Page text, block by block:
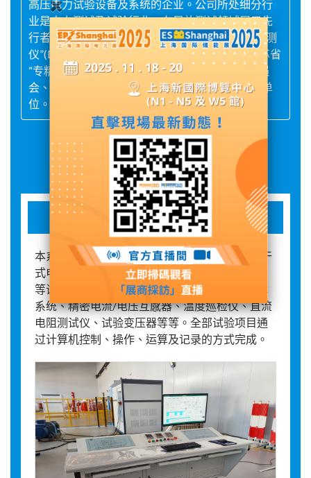
高压电力试验设备及系统的企业。公司所处细分行
业是电力测试及试验行业。在局放测试领域属于先
行者，我们参与制定过电力行业标准“局部放电检测
仪”(DL/T846.4)。同时是国家高新技术企业，江苏省
“专精特新”中小企业，中国电工学会测试专业委员
会、中国电气工业协会及扬州市青年商会的会员单
位。
展品詳情
变压器综合试验系统
本系统主要用于35kV及以下电压等级的油浸或干
式电力变压器的工频、感应、空载、负载和温升
等试验，主要部件包括感应调压器、空负载测试
系统、精密电流/电压互感器、温度巡检仪、直流
电阻测试仪、试验变压器等等。全部试验项目通
过计算机控制、操作、运算及记录的方式完成。